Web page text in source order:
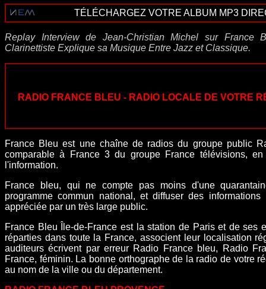
TÉLÉCHARGEZ VOTRE ALBUM MP3
Replay Interview de Jean-Christian Michel sur France
Clarinettiste Explique sa Musique Entre Jazz et Classique.
RADIO FRANCE BLEU - RADIO LOCALE DE VOTRE
France Bleu est une chaîne de radios du groupe public
comparable à
France 3 du groupe France télévisions, en
l'information.
France bleu, qui ne compte pas moins d'une
programme commun national, et diffuser des
appréciée par un très large public.
France Bleu Île-de-France est la station de Paris et de ses
réparties dans toute la France, associent leur localisation
auditeurs écrivent par erreur Radio France bleu, Radio
France, féminin. La bonne orthographe de la radio de votre
au nom de la ville ou du département.